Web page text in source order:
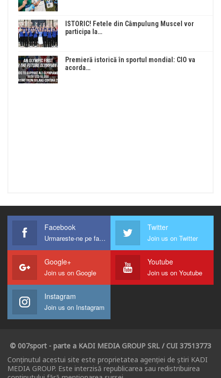
ISTORIC! Fetele din Câmpulung Muscel vor
participa la…
Premieră istorică în sportul mondial: CIO va
acorda…
Facebook
Urmareste-ne pe facebook !
Twitter
Join us on Twitter
Google+
Join us on Google
Youtube
Join us on Youtube
Instagram
Join us on Instagram
© 007sport - parte a KADI MEDIA GROUP SRL / CUI 37513773
Conținutul acestui site este proprietatea agenției de știri KADI
MEDIA GROUP. Este interzisă republicarea sau redistribuirea